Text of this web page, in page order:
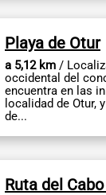
Playa de Otur
a 5,12 km /
occidental del
encuentra en las
localidad de Otur,
de...
Ruta del